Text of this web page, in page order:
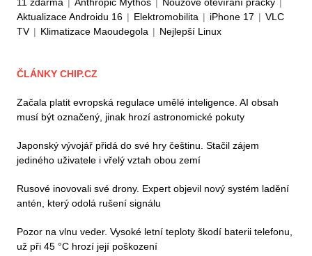
Aktualizace Androidu 16 | Elektromobilita | iPhone 17 | VLC
TV | Klimatizace Maoudegola | Nejlepší Linux
ČLÁNKY CHIP.CZ
Začala platit evropská regulace umělé inteligence. AI obsah
musí být označený, jinak hrozí astronomické pokuty
Japonský vývojář přidá do své hry češtinu. Stačil zájem
jediného uživatele i vřelý vztah obou zemí
Rusové inovovali své drony. Expert objevil nový systém ladění
antén, který odolá rušení signálu
Pozor na vlnu veder. Vysoké letní teploty škodí baterii telefonu,
už při 45 °C hrozí její poškození